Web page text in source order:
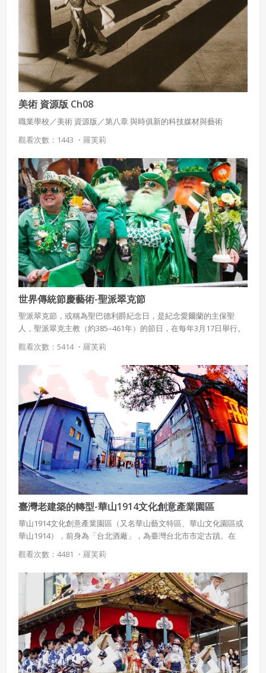
美術 資源版 Ch08
職業學校／美術 資源版／第八章 與時俱新的科技媒材與藝術
觀看次數：1443 ・ 羅芙莉
世界傳統節慶藝術-聖派翠克節
聖派翠克節，或稱為聖巴德利爵紀念日，是紀念愛爾蘭的主保聖
人，聖派翠克主教（約385–461年）的節日，在每年3月17日舉行。
觀看次數：5414 ・ 羅芙莉
臺灣老建築的轉型-華山1914文化創意產業園區
華山1914文化創意產業園區（又名華山藝文特區、華山文化園區或
華山1914），前身為「台北酒廠」，為臺灣台北市市定古蹟。在
1999年後，成為提供給藝文界、非營利團體及個人使用的藝術展
覽、音樂表演等文化活動場地。此外，園區內也有多間餐廳、店
舖、藝廊等商業設施。
觀看次數：4481 ・ 羅芙莉